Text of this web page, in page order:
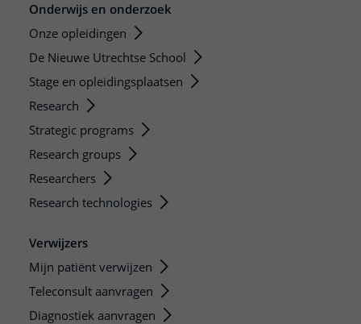
Onderwijs en onderzoek
Onze opleidingen
De Nieuwe Utrechtse School
Stage en opleidingsplaatsen
Research
Strategic programs
Research groups
Researchers
Research technologies
Verwijzers
Mijn patiënt verwijzen
Teleconsult aanvragen
Diagnostiek aanvragen